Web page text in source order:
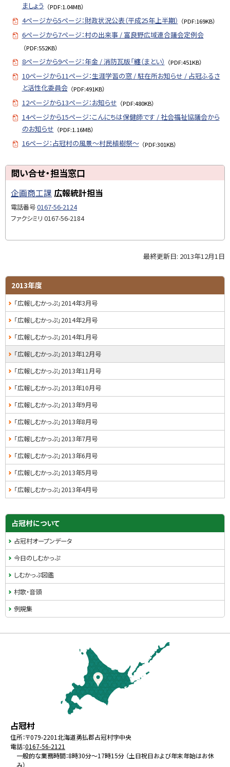
ましょう （PDF:1.04MB）
4ページから5ページ：財政状況公表（平成25年上半期） （PDF:169KB）
6ページから7ページ：村の出来事 / 富良野広域連合議会定例会
（PDF:552KB）
8ページから9ページ：年金 / 消防瓦版「纏（まとい） （PDF:451KB）
10ページから11ページ：生涯学習の窓 / 駐在所お知らせ / 占冠ふるさ
と活性化委員会 （PDF:491KB）
12ページから13ページ：お知らせ （PDF:480KB）
14ページから15ページ：こんにちは保健師です / 社会福祉協議会から
のお知らせ （PDF:1.16MB）
16ページ：占冠村の風景～村民植樹祭～ （PDF:301KB）
ッ
プ
に
戻
問い合せ・担当窓口
企画商工課 広報統計担当
電話番号0167-56-2124
ファクシミリ 0167-56-2184
プ
に
戻
最終更新日: 2013年12月1日
サ
イ
ド
・
メ
ニ
ュ
ー
2013年度
「広報しむかっぷ」2014年3月号
「広報しむかっぷ」2014年2月号
「広報しむかっぷ」2014年1月号
「広報しむかっぷ」2013年12月号
「広報しむかっぷ」2013年11月号
「広報しむかっぷ」2013年10月号
「広報しむかっぷ」2013年9月号
「広報しむかっぷ」2013年8月号
「広報しむかっぷ」2013年7月号
「広報しむかっぷ」2013年6月号
「広報しむかっぷ」2013年5月号
「広報しむかっぷ」2013年4月号
占冠村について
占冠村オープンデータ
今日のしむかっぷ
しむかっぷ図鑑
村歌・音頭
例規集
北
海
道
占冠村役
場
住所：〒079-2201北海道勇払郡占冠村字中央
電話：0167-56-2121
一般的な業務時間：8時30分～17時15分 （土日祝日および年末年始はお休
み）